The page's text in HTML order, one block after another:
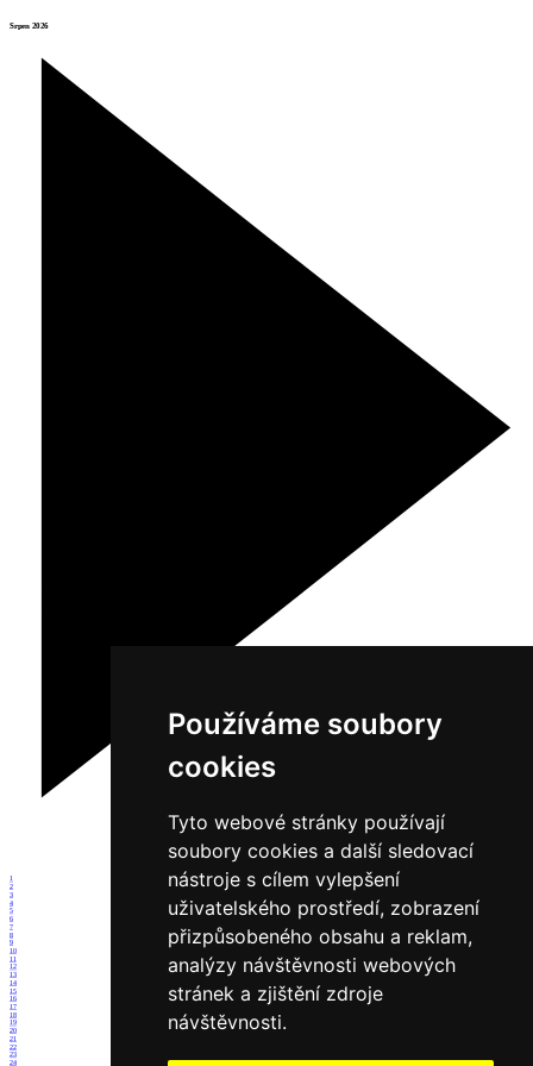
Používáme soubory
cookies
Tyto webové stránky používají
soubory cookies a další sledovací
nástroje s cílem vylepšení
uživatelského prostředí, zobrazení
přizpůsobeného obsahu a reklam,
analýzy návštěvnosti webových
stránek a zjištění zdroje
návštěvnosti.
Srpen 2026
1
2
3
4
5
6
7
8
9
10
11
12
13
14
15
16
17
18
19
20
21
22
23
24